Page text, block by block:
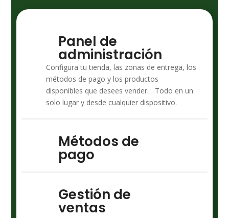
Panel de
administración
Configura tu tienda, las zonas de entrega, los
métodos de pago y los productos
disponibles que desees vender… Todo en un
solo lugar y desde cualquier dispositivo.
Métodos de
pago
Gestión de
ventas